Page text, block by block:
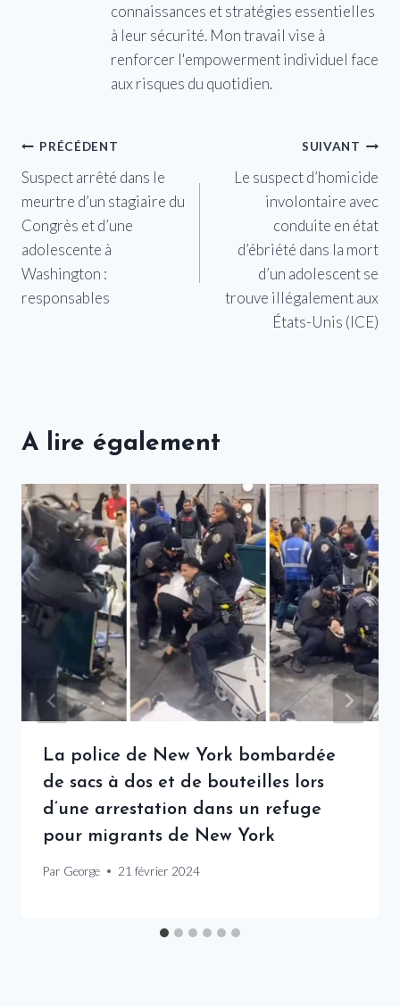
connaissances et stratégies essentielles
à leur sécurité. Mon travail vise à
renforcer l'empowerment individuel face
aux risques du quotidien.
Navigation
de
l’article
PRÉCÉDENT
Suspect arrêté dans le
meurtre d’un stagiaire du
Congrès et d’une
adolescente à
Washington :
responsables
SUIVANT
Le suspect d’homicide
involontaire avec
conduite en état
d’ébriété dans la mort
d’un adolescent se
trouve illégalement aux
États-Unis (ICE)
A lire également
La police de New York bombardée
de sacs à dos et de bouteilles lors
d’une arrestation dans un refuge
pour migrants de New York
Par George 21 février 2024